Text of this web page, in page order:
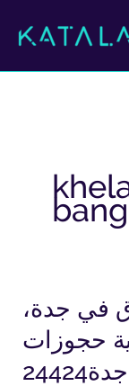
في جدة،
حجوزات
فنادق
جدة،
احجز
فنادق